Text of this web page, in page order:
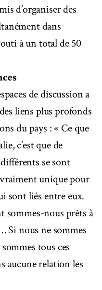
d’organiser des
dans
à un total de 50
de discussion a
liens plus profonds
du pays : « Ce que
c’est que de
se sont
unique pour
sont liés entre eux.
sommes-nous prêts à
Si nous ne sommes
tous ces
aucune relation les